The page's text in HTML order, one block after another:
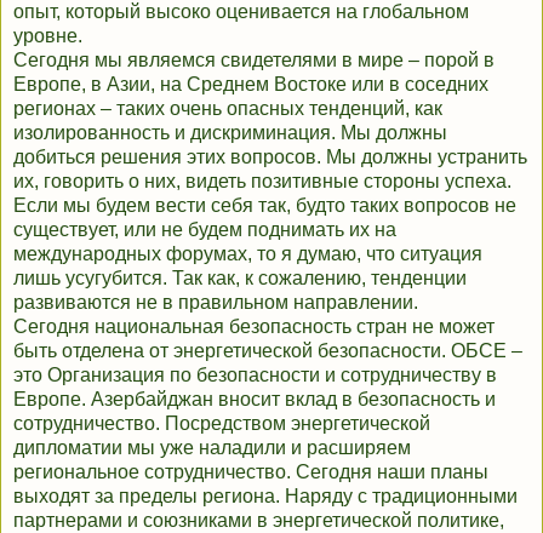
опыт, который высоко оценивается на глобальном
уровне.
Сегодня мы являемся свидетелями в мире – порой в
Европе, в Азии, на Среднем Востоке или в соседних
регионах – таких очень опасных тенденций, как
изолированность и дискриминация. Мы должны
добиться решения этих вопросов. Мы должны устранить
их, говорить о них, видеть позитивные стороны успеха.
Если мы будем вести себя так, будто таких вопросов не
существует, или не будем поднимать их на
международных форумах, то я думаю, что ситуация
лишь усугубится. Так как, к сожалению, тенденции
развиваются не в правильном направлении.
Сегодня национальная безопасность стран не может
быть отделена от энергетической безопасности. ОБСЕ –
это Организация по безопасности и сотрудничеству в
Европе. Азербайджан вносит вклад в безопасность и
сотрудничество. Посредством энергетической
дипломатии мы уже наладили и расширяем
региональное сотрудничество. Сегодня наши планы
выходят за пределы региона. Наряду с традиционными
партнерами и союзниками в энергетической политике,